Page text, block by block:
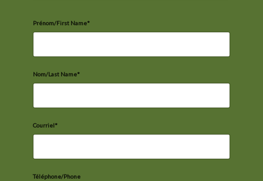
Prénom/First Name*
Nom/Last Name*
Courriel*
Téléphone/Phone